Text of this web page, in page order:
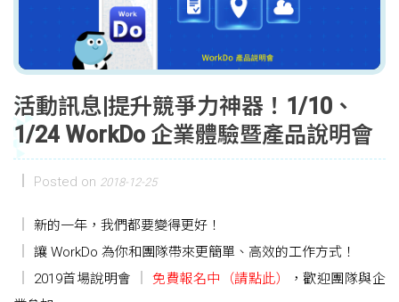
活動訊息|提升競爭力神器！1/10、
1/24 WorkDo 企業體驗暨產品說明會
Posted on 2018-12-25
新的一年，我們都要變得更好！
讓 WorkDo 為你和團隊帶來更簡單、高效的工作方式！
2019首場說明會
免費報名中（請點此）
，歡迎團隊與企